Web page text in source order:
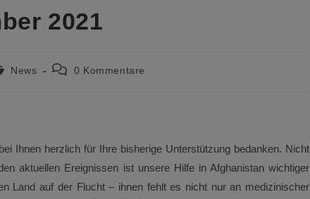
2021
News
Beitrags-0 Kommentare
Ihnen herzlich für Ihre bisherige Unterstützung bedanken. Nicht
aktuellen Ereignissen ist unsere Hilfe in Afghanistan wichtiger
Land auf der Flucht – ihnen fehlt es nicht nur an medizinischer